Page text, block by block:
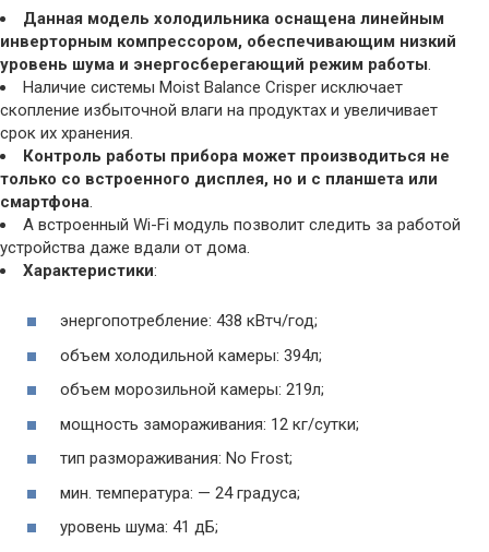
Данная модель холодильника оснащена линейным
инверторным компрессором, обеспечивающим низкий
уровень шума и энергосберегающий режим работы.
Наличие системы Moist Balance Crisper исключает
скопление избыточной влаги на продуктах и увеличивает
срок их хранения.
Контроль работы прибора может производиться не
только со встроенного дисплея, но и с планшета или
смартфона.
А встроенный Wi-Fi модуль позволит следить за работой
устройства даже вдали от дома.
Характеристики:
энергопотребление: 438 кВтч/год;
объем холодильной камеры: 394л;
объем морозильной камеры: 219л;
мощность замораживания: 12 кг/сутки;
тип размораживания: No Frost;
мин. температура: — 24 градуса;
уровень шума: 41 дБ;